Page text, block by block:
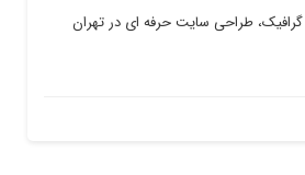
طراحی سایت حرفه ای در تهران